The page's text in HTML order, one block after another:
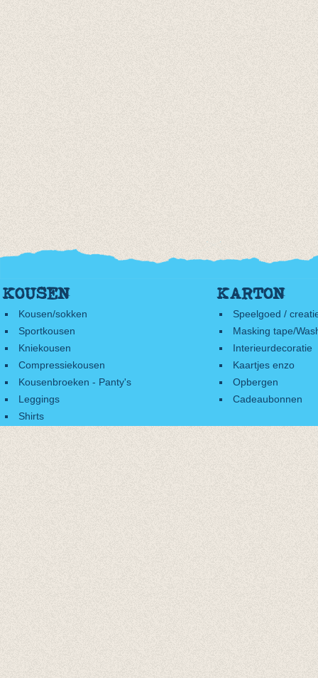
KOUSEN
Kousen/sokken
Sportkousen
Kniekousen
Compressiekousen
Kousenbroeken - Panty's
Leggings
Shirts
KARTON
Speelgoed /
Masking tape/
Interieurdecoratie
Kaartjes enzo
Opbergen
Cadeaubonnen